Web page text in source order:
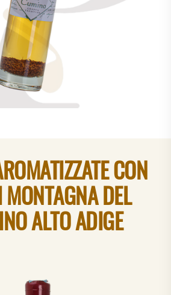
CON
MONTAGNA DEL
ALTO ADIGE